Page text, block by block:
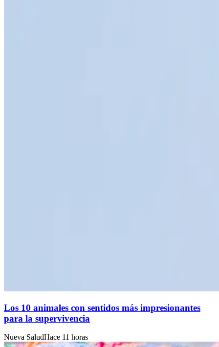
Los 10 animales con sentidos más impresionantes
para la supervivencia
Nueva SaludHace 11 horas